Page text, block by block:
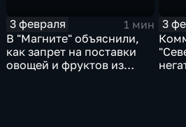
3 февраля
1 мин
В "Магните" объяснили,
как запрет на поставки
овощей и фруктов из
3